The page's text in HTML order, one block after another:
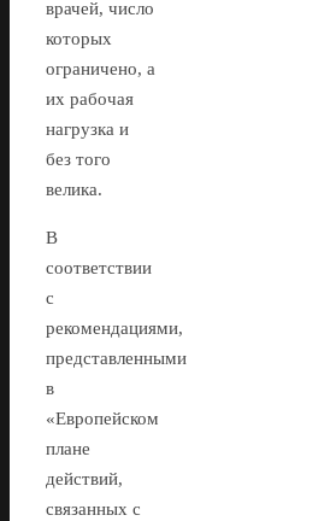
врачей, число
которых
ограничено, а
их рабочая
нагрузка и
без того
велика.
В
соответствии
с
рекомендациями,
представленными
в
«Европейском
плане
действий,
связанных с